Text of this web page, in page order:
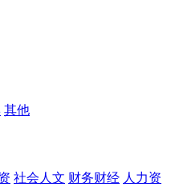
其他
社会人文 财务财经 人力资